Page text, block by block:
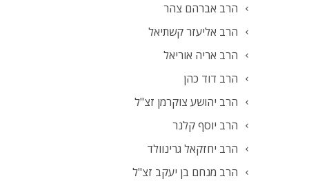
הרב אברהם צהר
הרב אליעזר קשתיאל
הרב אריה אוריאל
הרב דוד כהן
הרב יהושע צוקרמן זצ"ל
הרב יוסף קלנר
הרב יחזקאל גרינוולד
הרב מנחם בן יעקב זצ"ל